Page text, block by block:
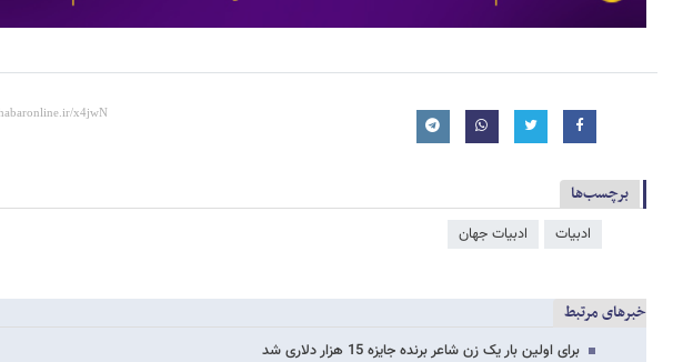
برچسب‌ها
ادبیات ادبیات جهان
خبرهای مرتبط
برای اولین بار یک زن شاعر برنده جایزه 15 هزار دلاری شد